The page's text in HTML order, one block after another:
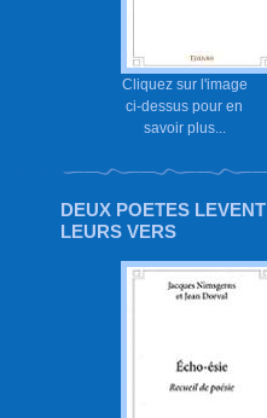
Cliquez sur l'image
ci-dessus pour en
savoir plus...
DEUX POETES LEVENT
LEURS VERS